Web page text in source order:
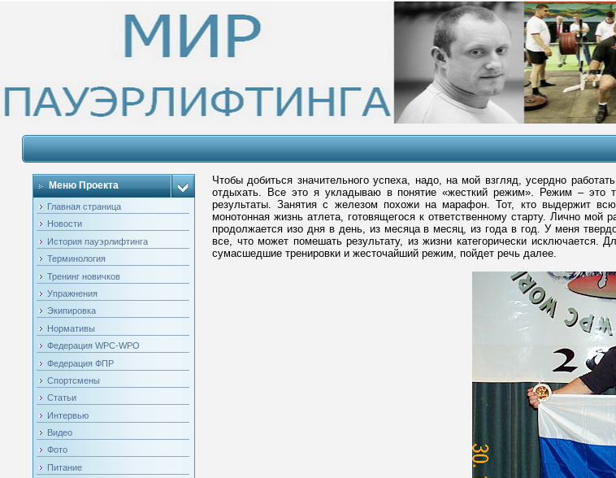
Меню Проекта
Главная страница
Новости
История пауэрлифтинга
Терминология
Тренинг новичков
Упражнения
Экипировка
Нормативы
Федерация WPC-WPO
Федерация ФПР
Спортсмены
Статьи
Интервью
Видео
Фото
Питание
Чтобы добиться значительного успеха, надо, на мой взгляд, усердно
отдыхать. Все это я укладываю в понятие «жесткий режим». Режим – это
результаты. Занятия с железом похожи на марафон. Тот, кто выдержит
монотонная жизнь атлета, готовящегося к ответственному старту. Лично
продолжается изо дня в день, из месяца в месяц, из года в год. У меня
все, что может помешать результату, из жизни категорически
сумасшедшие тренировки и жесточайший режим, пойдет речь далее.